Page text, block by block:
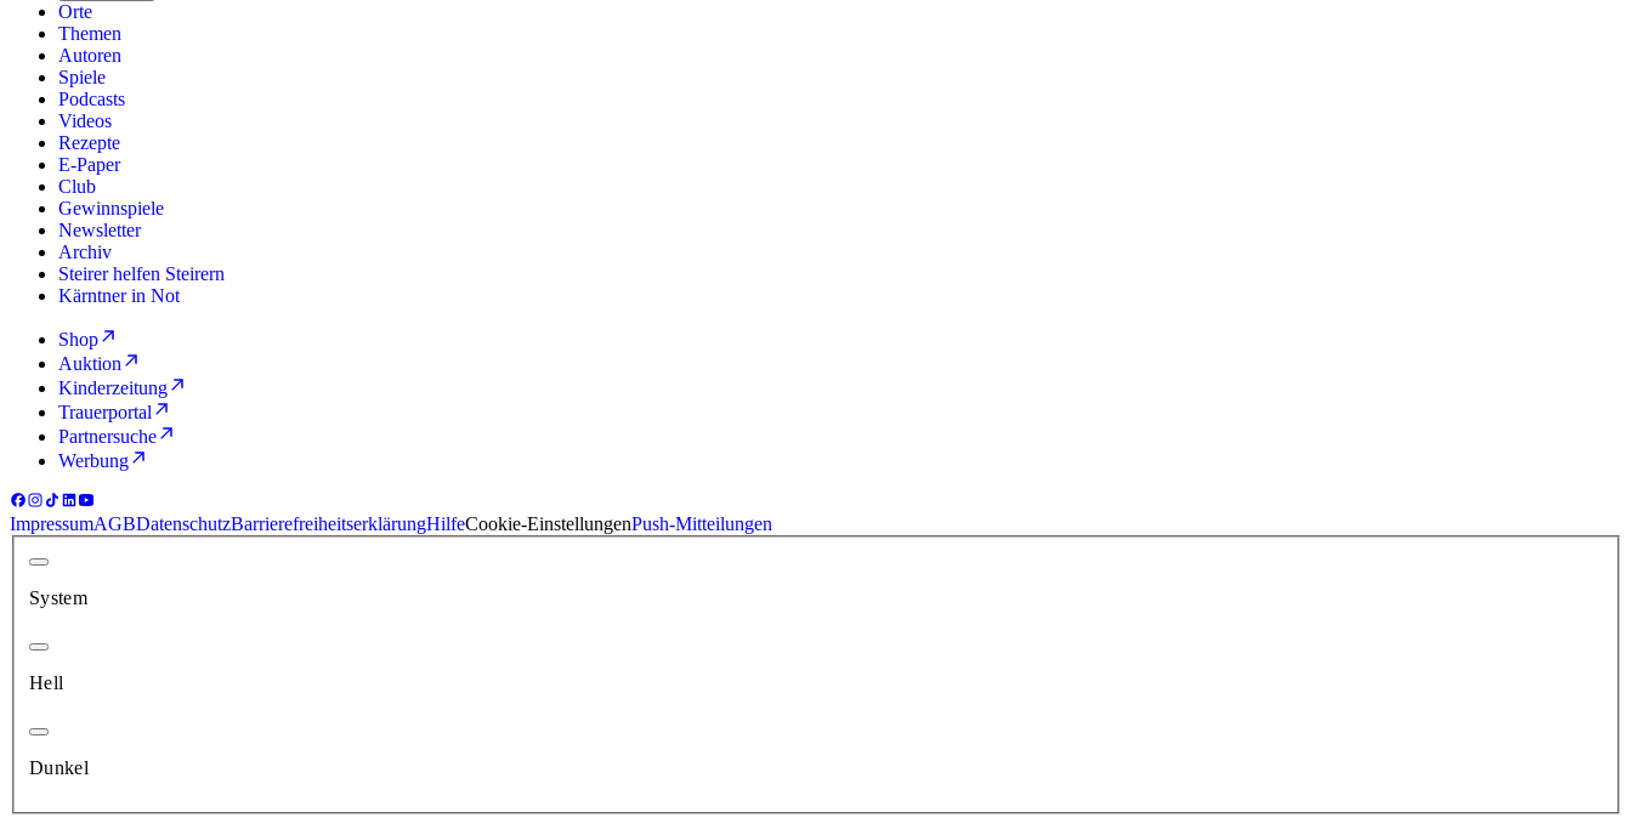
Orte
Themen
Autoren
Spiele
Podcasts
Videos
Rezepte
E-Paper
Club
Gewinnspiele
Newsletter
Archiv
Steirer helfen Steirern
Kärntner in Not
Shop
Auktion
Kinderzeitung
Trauerportal
Partnersuche
Werbung
ImpressumAGBDatenschutzBarrierefreiheitserklärungHilfeCookie-EinstellungenPush-Mitteilungen
System
Hell
Dunkel